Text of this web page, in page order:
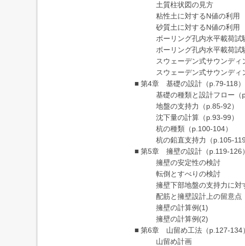
土質柱状図の見方
粘性土に対するN値の利用
砂質土に対するN値の利用
ボーリング孔内水平載荷試
ボーリング孔内水平載荷試
スウェーデン式サウンディ
スウェーデン式サウンディ
■ 第4章 基礎の設計（p.79-118）
基礎の種類と設計フロー（
地盤の支持力（p.85-92）
沈下量の計算（p.93-99）
杭の種類（p.100-104）
杭の鉛直支持力（p.105-119
■ 第5章 擁壁の設計（p.119-126）
擁壁の安定性の検討
転倒とすべりの検討
擁壁下部地盤の支持力に対
配筋と擁壁設計上の留意点
擁壁の計算例(1)
擁壁の計算例(2)
■ 第6章 山留め工法（p.127-134）
山留め計画